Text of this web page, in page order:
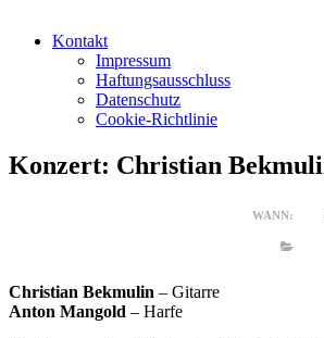
Kontakt
Impressum
Haftungsausschluss
Datenschutz
Cookie-Richtlinie
Konzert: Christian
WANN:
Christian Bekmulin – Gitarre
Anton Mangold – Harfe